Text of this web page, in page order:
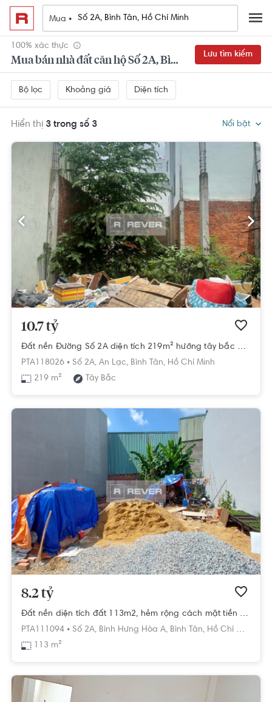
Mua •
100% xác thực
Mua bán nhà đất căn hộ Số 2A, Bình Tân, Hồ Chí Minh
Lưu tìm kiếm
Bộ lọc Khoảng giá Diện tích
Hiển thị 3 trong số 3 Nổi bật
10.7 tỷ
Đất nền Đường Số 2A diện tích 219m² hướng tây bắc pháp lý sổ hồng
PTA118026 • Số 2A, An Lạc, Bình Tân, Hồ Chí Minh
219 m²
Tây Bắc
8.2 tỷ
Đất nền diện tích đất 113m2, hẻm rộng cách mặt tiền đường chỉ 15m.
PTA111094 • Số 2A, Bình Hưng Hòa A, Bình Tân, Hồ Chí Minh
113 m²